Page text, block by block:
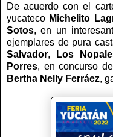
De acuerdo con el
yucateco Michelito
Sotos, en un
ejemplares de pura
Salvador, Los
Porres, en concurso
Bertha Nelly Ferráez,